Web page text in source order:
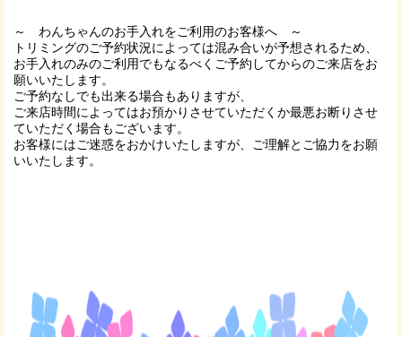
～ わんちゃんのお手入れをご利用のお客様へ ～
トリミングのご予約状況によっては混み合いが予想されるため、
お手入れのみのご利用でもなるべくご予約してからのご来店をお
願いいたします。
ご予約なしでも出来る場合もありますが、
ご来店時間によってはお預かりさせていただくか最悪お断りさせ
ていただく場合もございます。
お客様にはご迷惑をおかけいたしますが、ご理解とご協力をお願
いいたします。